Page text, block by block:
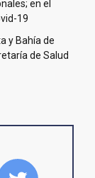
en el
19
y Bahía de
de Salud